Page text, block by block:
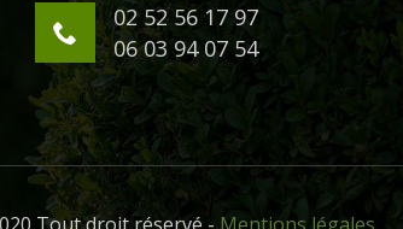
02 52 56 17 97
06 03 94 07 54